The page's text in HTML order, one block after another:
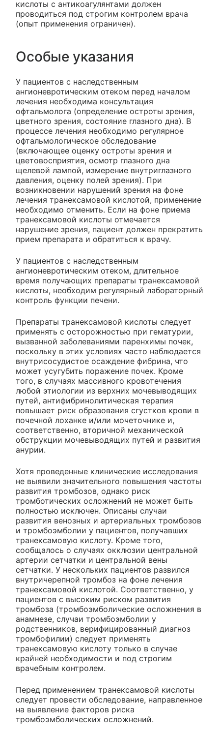
кислоты с антикоагулянтами должен
проводиться под строгим контролем врача
(опыт применения ограничен).
Особые указания
У пациентов с наследственным
ангионевротическим отеком перед началом
лечения необходима консультация
офтальмолога (определение остроты зрения,
цветного зрения, состояние глазного дна). В
процессе лечения необходимо регулярное
офтальмологическое обследование
(включающее оценку остроты зрения и
цветовосприятия, осмотр глазного дна
щелевой лампой, измерение внутриглазного
давления, оценку полей зрения). При
возникновении нарушений зрения на фоне
лечения транексамовой кислотой, применение
необходимо отменить. Если на фоне приема
транексамовой кислоты отмечается
нарушение зрения, пациент должен прекратить
прием препарата и обратиться к врачу.
У пациентов с наследственным
ангионевротическим отеком, длительное
время получающих препараты транексамовой
кислоты, необходим регулярный лабораторный
контроль функции печени.
Препараты транексамовой кислоты следует
применять с осторожностью при гематурии,
вызванной заболеваниями паренхимы почек,
поскольку в этих условиях часто наблюдается
внутрисосудистое осаждение фибрина, что
может усугубить поражение почек. Кроме
того, в случаях массивного кровотечения
любой этиологии из верхних мочевыводящих
путей, антифибринолитическая терапия
повышает риск образования сгустков крови в
почечной лоханке и/или мочеточнике и,
соответственно, вторичной механической
обструкции мочевыводящих путей и развития
анурии.
Хотя проведенные клинические исследования
не выявили значительного повышения частоты
развития тромбозов, однако риск
тромботических осложнений не может быть
полностью исключен. Описаны случаи
развития венозных и артериальных тромбозов
и тромбоэмболии у пациентов, получавших
транексамовую кислоту. Кроме того,
сообщалось о случаях окклюзии центральной
артерии сетчатки и центральной вены
сетчатки. У нескольких пациентов развился
внутричерепной тромбоз на фоне лечения
транексамовой кислотой. Соответственно, у
пациентов с высоким риском развития
тромбоза (тромбоэмболические осложнения в
анамнезе, случаи тромбоэмболии у
родственников, верифицированный диагноз
тромбофилии) следует применять
транексамовую кислоту только в случае
крайней необходимости и под строгим
врачебным контролем.
Перед применением транексамовой кислоты
следует провести обследование, направленное
на выявление факторов риска
тромбоэмболических осложнений.